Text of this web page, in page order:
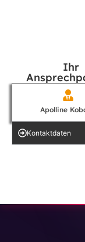
Ihr
Apolline
Kontakt­daten